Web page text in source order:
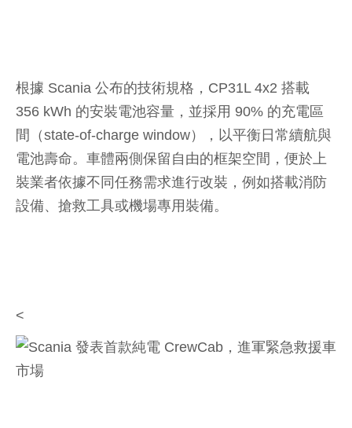
根據 Scania 公布的技術規格，CP31L 4x2 搭載
356 kWh 的安裝電池容量，並採用 90% 的充電區
間（state-of-charge window），以平衡日常續航與
電池壽命。車體兩側保留自由的框架空間，便於上
裝業者依據不同任務需求進行改裝，例如搭載消防
設備、搶救工具或機場專用裝備。
<